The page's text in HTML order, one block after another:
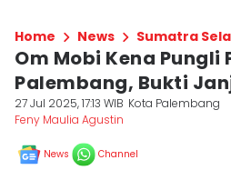
Home News Sumatra
Om Mobi Kena Pungli
Palembang, Bukti
27 Jul 2025, 17:13 WIB Kota Palembang
Feny Maulia Agustin
News Channel